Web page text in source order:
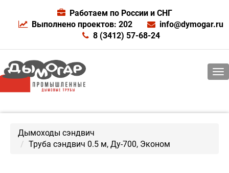
Работаем по России и СНГ
Выполнено проектов: 202
info@dymogar.ru
8 (3412) 57-68-24
Дымоходы сэндвич
Труба сэндвич 0.5 м, Ду-700, Эконом